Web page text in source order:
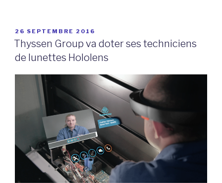
PUBLIÉ
LE
26 SEPTEMBRE 2016
Thyssen Group va doter ses techniciens
de lunettes Hololens